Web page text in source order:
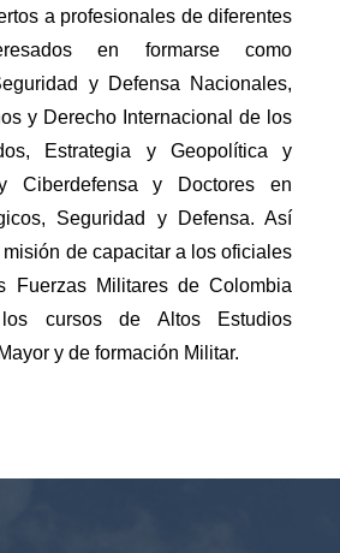
a profesionales de diferentes
en formarse como
y Defensa Nacionales,
y Derecho Internacional de los
Estrategia y Geopolítica y
Ciberdefensa y Doctores en
Seguridad y Defensa. Así
de capacitar a los oficiales
Fuerzas Militares de Colombia
cursos de Altos Estudios
y de formación Militar.